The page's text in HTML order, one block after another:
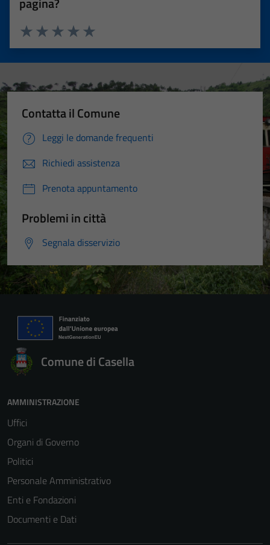
Valuta 5 stelle su 5
Valuta 4 stelle su 5
Valuta 3 stelle su 5
Valuta 2 stelle su 5
Valuta 1 stelle su 5
Contatta il Comune
Leggi le domande frequenti
Richiedi assistenza
Prenota appuntamento
Problemi in città
Segnala disservizio
Comune di Casella
AMMINISTRAZIONE
Uffici
Organi di Governo
Politici
Personale Amministrativo
Enti e Fondazioni
Documenti e Dati